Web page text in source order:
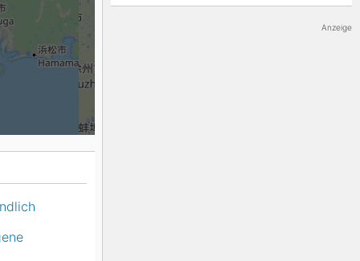
Anzeige